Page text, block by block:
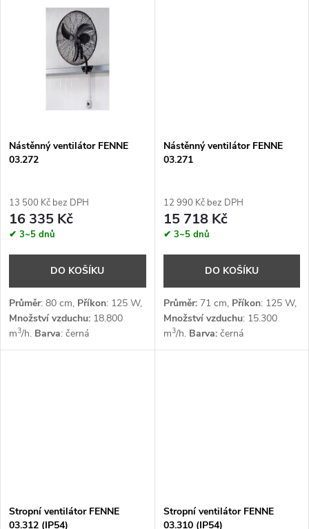
Nástěnný ventilátor FENNE
03.272
13 500 Kč bez DPH
16 335 Kč
✔ 3~5 dnů
DO KOŠÍKU
Průměr: 80 cm, Příkon: 125 W,
Množství vzduchu: 18.800
m3/h. Barva: černá
Nástěnný ventilátor FENNE
03.271
12 990 Kč bez DPH
15 718 Kč
✔ 3~5 dnů
DO KOŠÍKU
Průměr:71 cm, Příkon: 125 W,
Množství vzduchu: 15.300
m3/h. Barva:černá
Stropní ventilátor FENNE
03.312 (IP54)
Stropní ventilátor FENNE
03.310 (IP54)